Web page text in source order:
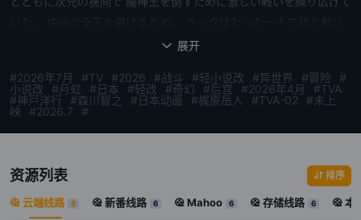
続ける决意をし叫ぶ。 「ここは俺に任せて先に行け!」 想像を絶す
彼が元の世界へ帰还した时には 「10年」という歳月が过ぎ、 ラッ
クは自らを犠牲に世界を救った大英雄として 伝説となっていた。
く。
 展开
#2026年7月 #TV #2026 #战斗 #轻小说改 #异世界 #冒险
#
小说改
#月虹 #日本 #轻改 #奇幻 #后宫 #2026年4月
#TVA
#神戸洋行
#森川智之 #日本动画 #梶原岳人 #TVA-02
#未上
映
#2026.7 #
资源列表 排序
云端线路 6 新番线路 6 Mahoo 6 存储线路 6 本